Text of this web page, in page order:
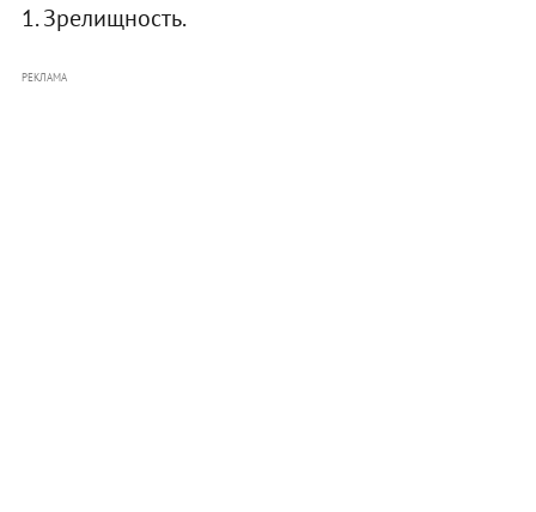
1. Зрелищность.
РЕКЛАМА